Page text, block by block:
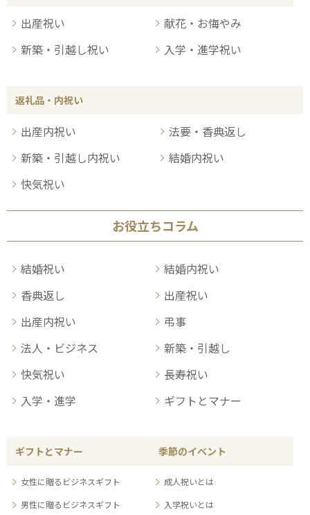
出産祝い
献花・お悔やみ
新築・引越し祝い
入学・進学祝い
返礼品・内祝い
出産内祝い
法要・香典返し
新築・引越し内祝い
結婚内祝い
快気祝い
お役立ちコラム
結婚祝い
結婚内祝い
香典返し
出産祝い
出産内祝い
弔事
法人・ビジネス
新築・引越し
快気祝い
長寿祝い
入学・進学
ギフトとマナー
ギフトとマナー
女性に贈るビジネスギフト
男性に贈るビジネスギフト
季節のイベント
成人祝いとは
入学祝いとは